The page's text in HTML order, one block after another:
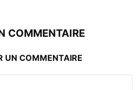
COMMENTAIRE
UN COMMENTAIRE